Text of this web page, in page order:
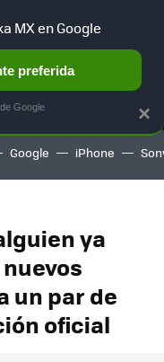
NUEVO
AUTO
Google iPhone
ya
un par de
oficial
×
MX en Google
preferida
Google